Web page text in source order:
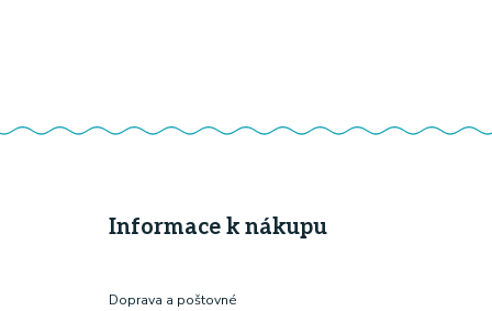
Informace k nákupu
Doprava a poštovné